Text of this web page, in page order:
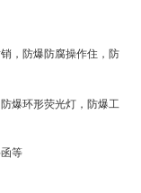
，防爆防腐操作住，防
爆环形荧光灯，防爆工
等